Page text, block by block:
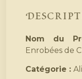
Nom du
Enrobées de
Catégorie :